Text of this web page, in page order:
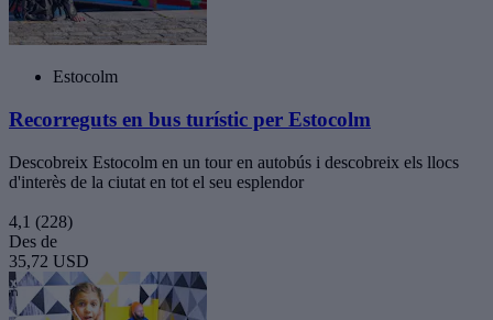
Estocolm
Recorreguts en bus turístic per Estocolm
Descobreix Estocolm en un tour en autobús i descobreix els llocs
d'interès de la ciutat en tot el seu esplendor
4,1 (228)
Des de
35,72 USD